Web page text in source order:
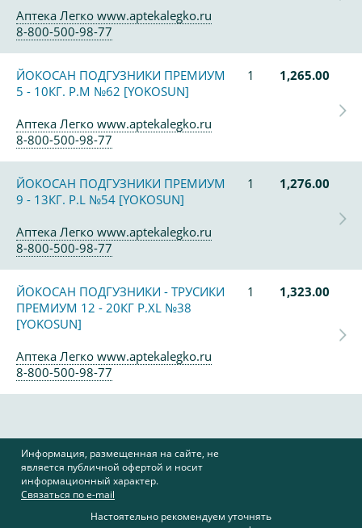
Аптека Легко www.aptekalegko.ru
8-800-500-98-77
ЙОКОСАН ПОДГУЗНИКИ ПРЕМИУМ
5 - 10КГ. Р.М №62 [YOKOSUN]
1 1,265.00
Аптека Легко www.aptekalegko.ru
8-800-500-98-77
ЙОКОСАН ПОДГУЗНИКИ ПРЕМИУМ
9 - 13КГ. Р.L №54 [YOKOSUN]
1 1,276.00
Аптека Легко www.aptekalegko.ru
8-800-500-98-77
ЙОКОСАН ПОДГУЗНИКИ - ТРУСИКИ
ПРЕМИУМ 12 - 20КГ P.XL №38
[YOKOSUN]
1 1,323.00
Аптека Легко www.aptekalegko.ru
8-800-500-98-77
Информация, размещенная на сайте, не
является публичной офертой и носит
информационный характер.
Связаться по e-mail
Настоятельно рекомендуем уточнять